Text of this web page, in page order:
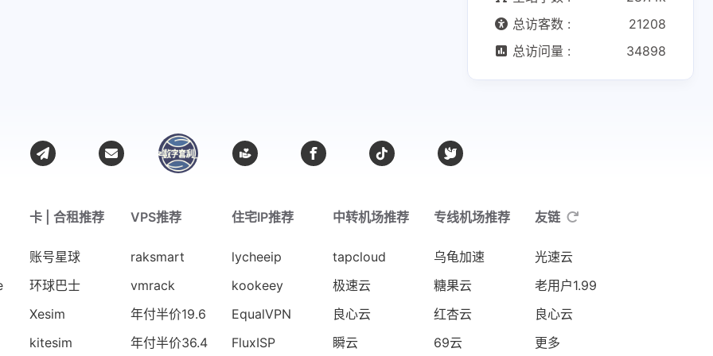
总访客数 :
21208
总访问量 :
34898
卡 | 合租推荐
账号星球
环球巴士
Xesim
kitesim
VPS推荐
raksmart
vmrack
年付半价19.6
年付半价36.4
住宅IP推荐
lycheeip
kookeey
EqualVPN
FluxISP
中转机场推荐
tapcloud
极速云
良心云
瞬云
专线机场推荐
乌龟加速
糖果云
红杏云
69云
友链
光速云
老用户1.99
良心云
更多